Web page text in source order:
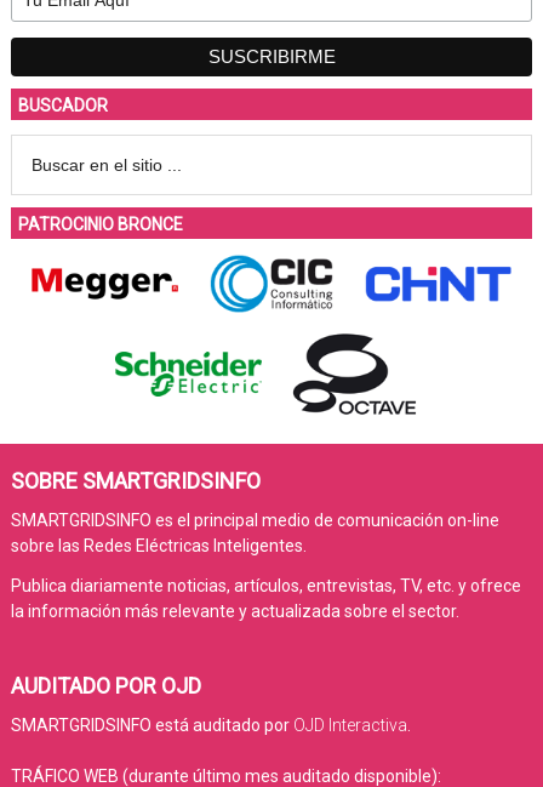
BUSCADOR
PATROCINIO BRONCE
SOBRE SMARTGRIDSINFO
SMARTGRIDSINFO es el principal medio de comunicación on-line
sobre las Redes Eléctricas Inteligentes.
Publica diariamente noticias, artículos, entrevistas, TV, etc. y ofrece
la información más relevante y actualizada sobre el sector.
AUDITADO POR OJD
SMARTGRIDSINFO está auditado por OJD Interactiva
TRÁFICO WEB (durante último mes auditado disponible):